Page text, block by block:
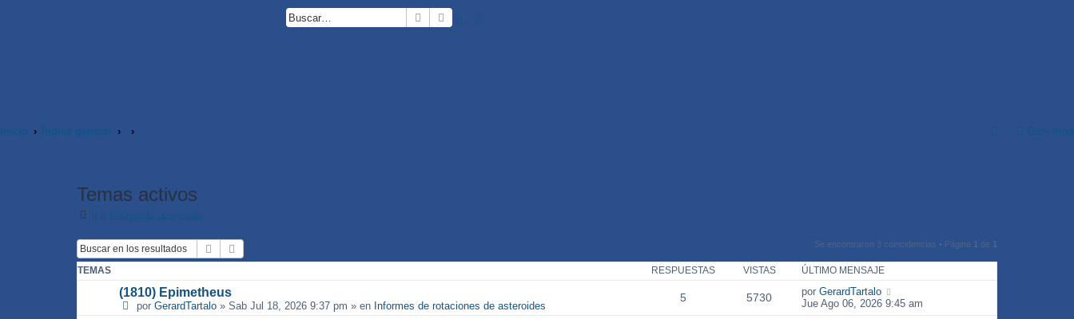
Buscar
Dark
Inicio Índice general
Temas activos
Ir a búsqueda avanzada
Buscar Se encontraron 3 coincidencias • Página 1 de 1
TEMAS RESPUESTAS VISTAS ÚLTIMO MENSAJE
(1810) Epimetheus
por GerardTartalo » Sab Jul 18, 2026 9:37 pm » en Informes de rotaciones de asteroides
5 5730 por GerardTartalo
Jue Ago 06, 2026 9:45 am